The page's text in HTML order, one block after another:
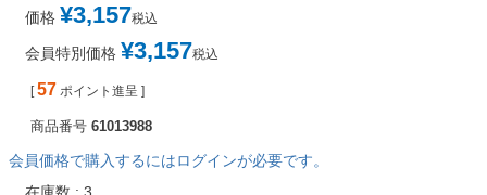
価格 ¥3,157税込
会員特別価格 ¥3,157税込
[ 57 ポイント進呈 ]
商品番号 61013988
会員価格で購入するにはログインが必要です。